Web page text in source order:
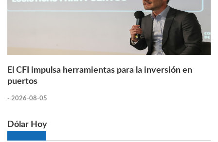
El CFI impulsa herramientas para la inversión en
puertos
- 2026-08-05
Dólar Hoy